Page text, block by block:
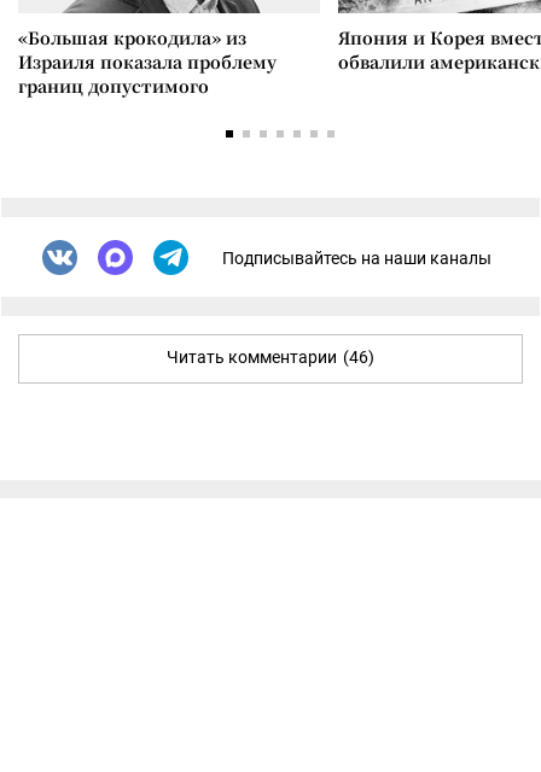
«Большая крокодила» из
Израиля показала проблему
границ допустимого
Япония и Корея
обвалили
Подписывайтесь на наши каналы
Читать комментарии (46)